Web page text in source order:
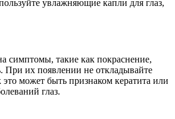
увлажняющие капли для глаз,
симптомы, такие как покраснение,
При их появлении не откладывайте
это может быть признаком кератита или
глаз.